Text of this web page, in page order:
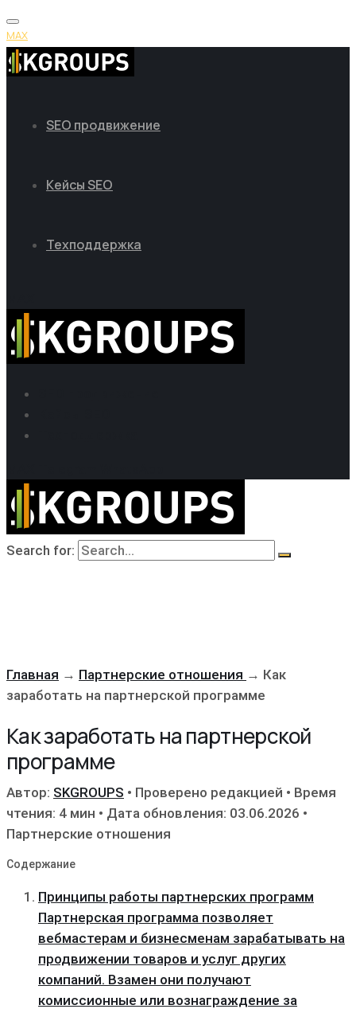
MAX
SEO продвижение
Кейсы SEO
Техподдержка
Search for:
Главная → Партнерские отношения → Как
заработать на партнерской программе
Как заработать на партнерской
программе
Автор: SKGROUPS • Проверено редакцией • Время
чтения: 4 мин • Дата обновления: 03.06.2026 •
Партнерские отношения
Содержание
Принципы работы партнерских программ
Партнерская программа позволяет
вебмастерам и бизнесменам зарабатывать на
продвижении товаров и услуг других
компаний. Взамен они получают
комиссионные или вознаграждение за